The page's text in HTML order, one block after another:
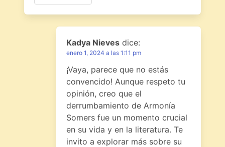
Kadya Nieves dice:
enero 1, 2024 a las 1:11 pm
¡Vaya, parece que no estás
convencido! Aunque respeto tu
opinión, creo que el
derrumbamiento de Armonía
Somers fue un momento crucial
en su vida y en la literatura. Te
invito a explorar más sobre su